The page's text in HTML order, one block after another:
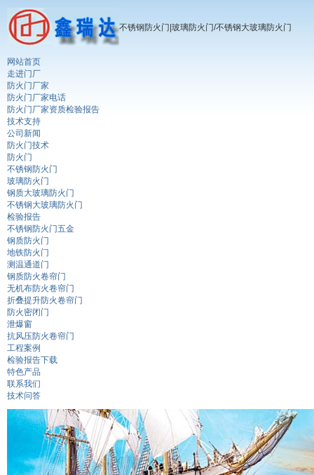
不锈钢防火门|玻璃防火门/不锈钢大玻璃防火门
网站首页
走进门厂
防火门厂家
防火门厂家电话
防火门厂家资质检验报告
技术支持
公司新闻
防火门技术
防火门
不锈钢防火门
玻璃防火门
钢质大玻璃防火门
不锈钢大玻璃防火门
检验报告
不锈钢防火门五金
钢质防火门
地铁防火门
测温通道门
钢质防火卷帘门
无机布防火卷帘门
折叠提升防火卷帘门
防火密闭门
泄爆窗
抗风压防火卷帘门
工程案例
检验报告下载
特色产品
联系我们
技术问答